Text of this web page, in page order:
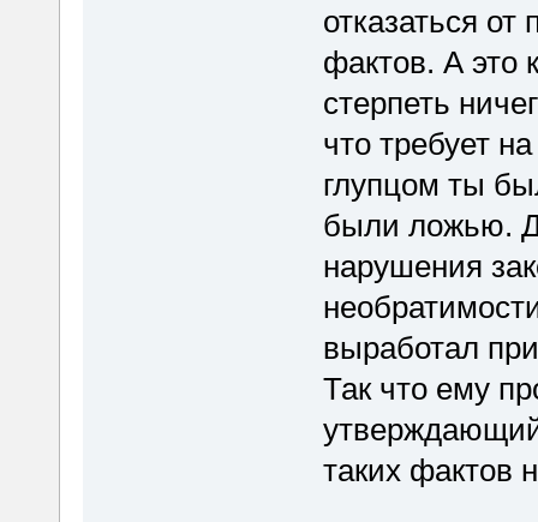
отказаться
фактов. А это
стерпеть
что требует
глупцом ты
были ложью.
нарушения
выработал
Так что ему
таких фактов